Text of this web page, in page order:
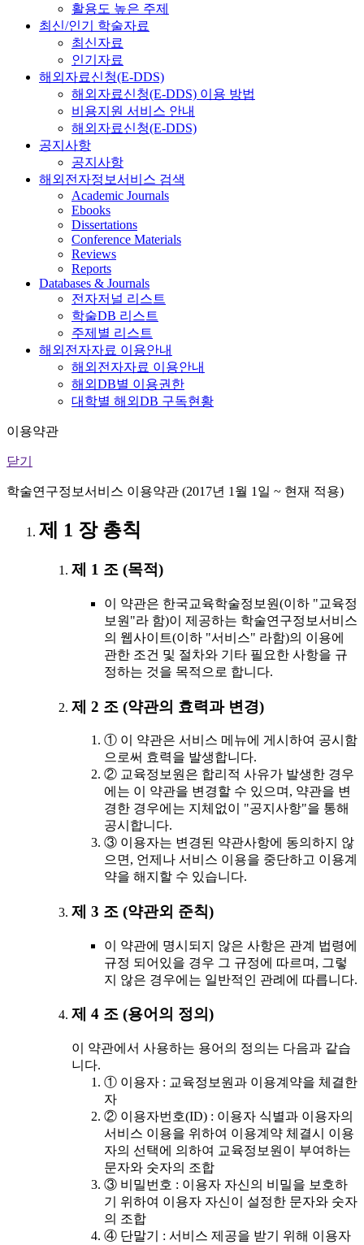
활용도 높은 주제
최신/인기 학술자료
최신자료
인기자료
해외자료신청(E-DDS)
해외자료신청(E-DDS) 이용 방법
비용지원 서비스 안내
해외자료신청(E-DDS)
공지사항
공지사항
해외전자정보서비스 검색
Academic Journals
Ebooks
Dissertations
Conference Materials
Reviews
Reports
Databases & Journals
전자저널 리스트
학술DB 리스트
주제별 리스트
해외전자자료 이용안내
해외전자자료 이용안내
해외DB별 이용권한
대학별 해외DB 구독현황
이용약관
닫기
학술연구정보서비스 이용약관 (2017년 1월 1일 ~ 현재 적용)
제 1 장 총칙
제 1 조 (목적)
이 약관은 한국교육학술정보원(이하 "교육정
보원"라 함)이 제공하는 학술연구정보서비스
의 웹사이트(이하 "서비스" 라함)의 이용에
관한 조건 및 절차와 기타 필요한 사항을 규
정하는 것을 목적으로 합니다.
제 2 조 (약관의 효력과 변경)
① 이 약관은 서비스 메뉴에 게시하여 공시함
으로써 효력을 발생합니다.
② 교육정보원은 합리적 사유가 발생한 경우
에는 이 약관을 변경할 수 있으며, 약관을 변
경한 경우에는 지체없이 "공지사항"을 통해
공시합니다.
③ 이용자는 변경된 약관사항에 동의하지 않
으면, 언제나 서비스 이용을 중단하고 이용계
약을 해지할 수 있습니다.
제 3 조 (약관외 준칙)
이 약관에 명시되지 않은 사항은 관계 법령에
규정 되어있을 경우 그 규정에 따르며, 그렇
지 않은 경우에는 일반적인 관례에 따릅니다.
제 4 조 (용어의 정의)
이 약관에서 사용하는 용어의 정의는 다음과 같습
니다.
① 이용자 : 교육정보원과 이용계약을 체결한
자
② 이용자번호(ID) : 이용자 식별과 이용자의
서비스 이용을 위하여 이용계약 체결시 이용
자의 선택에 의하여 교육정보원이 부여하는
문자와 숫자의 조합
③ 비밀번호 : 이용자 자신의 비밀을 보호하
기 위하여 이용자 자신이 설정한 문자와 숫자
의 조합
④ 단말기 : 서비스 제공을 받기 위해 이용자